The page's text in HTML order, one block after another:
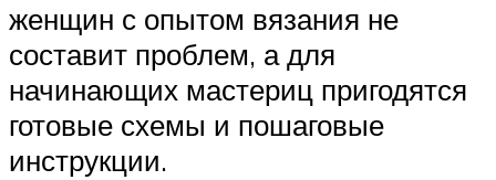
женщин с опытом вязания не
составит проблем, а для
начинающих мастериц пригодятся
готовые схемы и пошаговые
инструкции.